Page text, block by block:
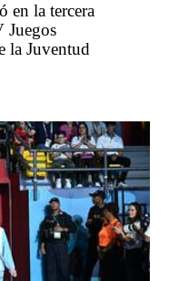
en la tercera
Juegos
la Juventud